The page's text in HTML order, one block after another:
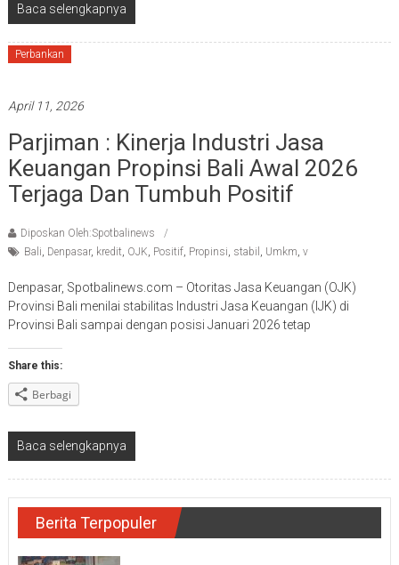
Baca selengkapnya
Perbankan
April 11, 2026
Parjiman : Kinerja Industri Jasa
Keuangan Propinsi Bali Awal 2026
Terjaga Dan Tumbuh Positif
Diposkan Oleh:Spotbalinews
Bali, Denpasar, kredit, OJK, Positif, Propinsi, stabil , Umkm, v
Denpasar, Spotbalinews.com – Otoritas Jasa Keuangan (OJK)
Provinsi Bali menilai stabilitas Industri Jasa Keuangan (IJK) di
Provinsi Bali sampai dengan posisi Januari 2026 tetap
Share this:
Berbagi
Baca selengkapnya
Berita Terpopuler